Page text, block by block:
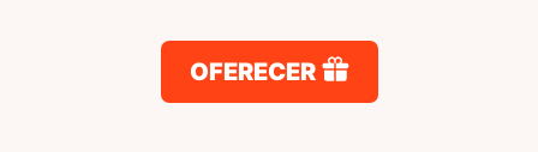
OFERECER